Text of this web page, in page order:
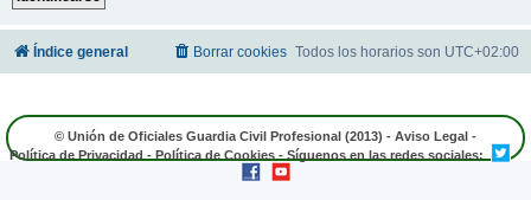
Índice general Todos los horarios son UTC+02:00
Borrar cookies
© Unión de Oficiales Guardia Civil Profesional (2013) - Aviso Legal -
Política de Privacidad - Política de Cookies - Síguenos en las redes sociales: